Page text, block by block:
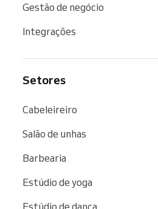
Gestão de negócio
Integrações
Setores
Cabeleireiro
Salão de unhas
Barbearia
Estúdio de yoga
Estúdio de dança